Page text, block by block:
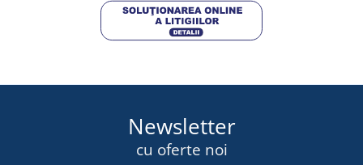
Newsletter
cu oferte noi